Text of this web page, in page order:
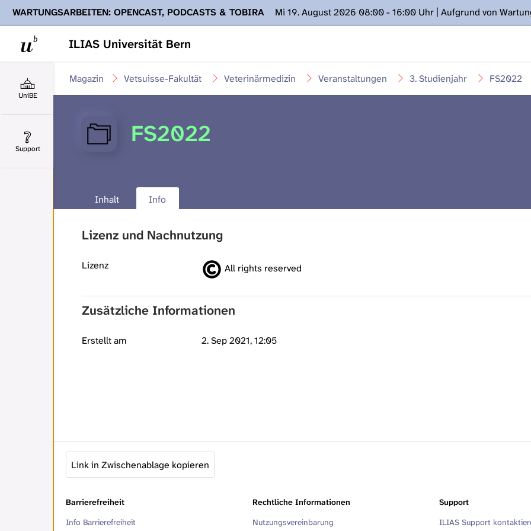
ILIAS Universität Bern
WARTUNGSARBEITEN: OPENCAST, PODCASTS & TOBIRA
Mi 19. August 2026 08:00 - 16:00 Uhr | Aufgrund von
Ihnen Podcasts, Opencast-Videos und Tobira nicht zur Verfügung stehen. Kontakt: www.podcast.unibe.ch
UniBE
Support
FS2022
3. Studienjahr
Veranstaltungen
Veterinärmedizin
Vetsuisse-Fakultät
Magazin
FS2022
Inhalt Info
Lizenz und Nachnutzung
Lizenz All rights reserved
Zusätzliche Informationen
Erstellt am 2. Sep 2021, 12:05
Link in Zwischenablage kopieren
Barrierefreiheit
Info Barrierefreiheit
Rechtliche Informationen
Nutzungsvereinbarung
Support
ILIAS Support